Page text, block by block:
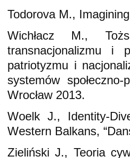
Todorova M.,
Wichłacz M.,
transnacjonalizmu i
patriotyzmu i
systemów
Wrocław 2013.
Woelk J., Identity-
Western Balkans,
Zieliński J., Teoria